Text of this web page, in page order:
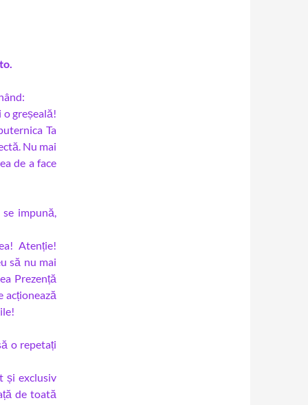
o greșeală!
Ta
Nu mai
de a face
impună,
Atenție!
să nu mai
Prezență
acționează
o repetați
și exclusiv
de toată